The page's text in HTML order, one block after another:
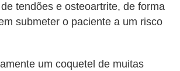
tendões e osteoartrite, de forma
submeter o paciente a um risco
um coquetel de muitas